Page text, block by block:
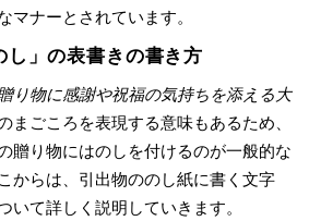
マナーとされています。
し」の表書きの書き方
り物に感謝や祝福の気持ちを添える大
まごころを表現する意味もあるため、
贈り物にはのしを付けるのが一般的な
からは、引出物ののし紙に書く文字
いて詳しく説明していきます。